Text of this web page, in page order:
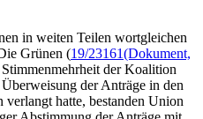
in weiten Teilen wortgleichen
Grünen (19/23161(Dokument,
der Koalition
der Anträge in den
hatte, bestanden Union